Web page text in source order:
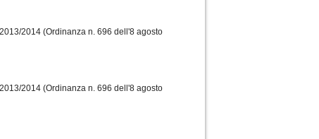
2014 (Ordinanza n. 696 dell'8 agosto
2014 (Ordinanza n. 696 dell'8 agosto